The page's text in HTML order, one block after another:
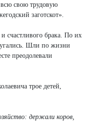
свою трудовую
заготскот».
счастливого брака. По их
Шли по жизни
преодолевали
трое детей,
держали коров,